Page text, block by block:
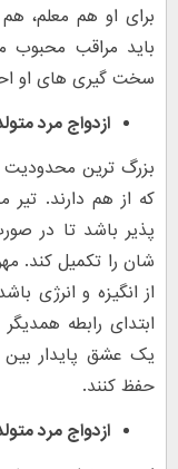
برای او هم معلم،
باید مراقب
سخت گیری های او
ازدواج مرد
بزرگ ترین محدودیت
که از هم دارند.
پذیر باشد تا در
شان را تکمیل کند.
از انگیزه و انرژی
ابتدای رابطه
یک عشق پایدار
حفظ کنند.
ازدواج مرد